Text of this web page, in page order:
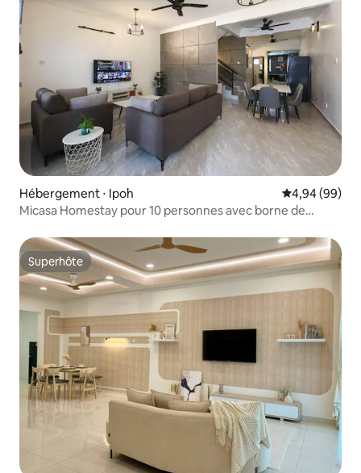
Hébergement ⋅ Ipoh Évaluation
4,94 (99)
Micasa Homestay pour 10 personnes avec borne de
Superhôte
Superhôte